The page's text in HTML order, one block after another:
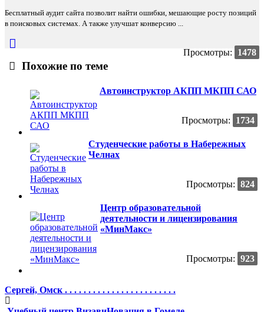
Бесплатный аудит сайта позволит найти ошибки, мешающие росту позиций
в поисковых системах. А также улучшат конверсию ...
Просмотры: 1478
Похожие по теме
Автоинструктор АКПП МКПП САО
Просмотры: 1734
Студенческие работы в Набережных
Челнах
Просмотры: 824
Центр образовательной
деятельности и лицензирования
«МинМакс»
Просмотры: 923
Сергей, Омск . . . . . . . . . . . . . . . . . . . . . . . .